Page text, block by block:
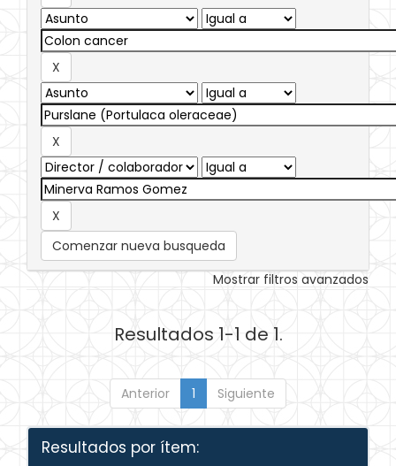
Comenzar nueva busqueda
Mostrar filtros avanzados
Resultados 1-1 de 1.
Anterior 1 Siguiente
Resultados por ítem: